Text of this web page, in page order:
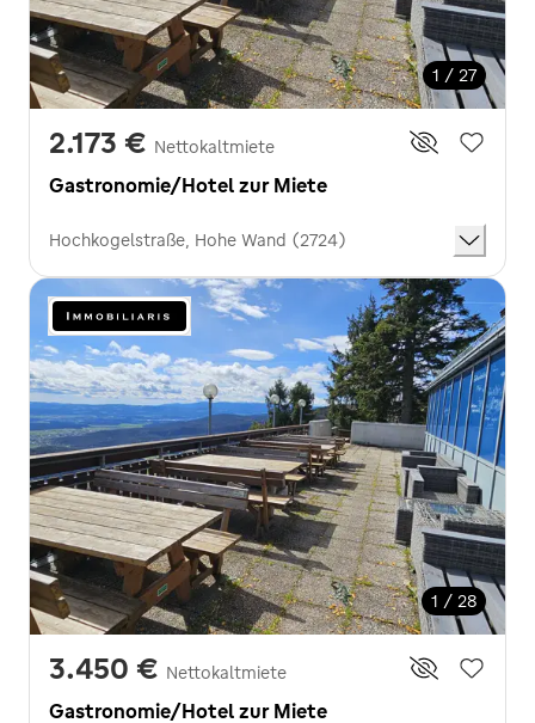
1 / 27
2.173 € Nettokaltmiete
Gastronomie/Hotel zur Miete
Hochkogelstraße, Hohe Wand (2724)
1 / 28
3.450 € Nettokaltmiete
Gastronomie/Hotel zur Miete